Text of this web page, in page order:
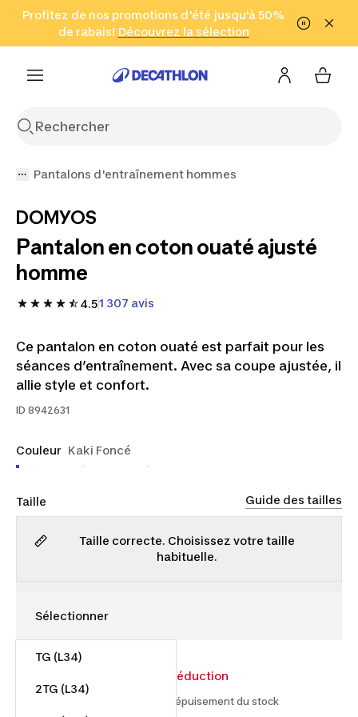
Aller à la recherche Aller au contenu Aller au pied de
Profitez de nos promotions d'été jusqu'à 50%
de rabais! Découvrez la sélection
Cliquez ici
en seulement 2 h!
(Zones sélectionnées)
Pantalons d'entraînement hommes
DOMYOS
Pantalon en coton ouaté ajusté
homme
4.51 307 avis
Ce pantalon en coton ouaté est parfait pour les
séances d’entraînement. Avec sa coupe ajustée, il
allie style et confort.
ID 8942631
Couleur Kaki Foncé
Taille Guide des tailles
Taille correcte. Choisissez votre taille
habituelle.
TG (L34)
2TG (L34)
33% de réduction
À partir du 2025-12-11 et jusqu'à épuisement du stock